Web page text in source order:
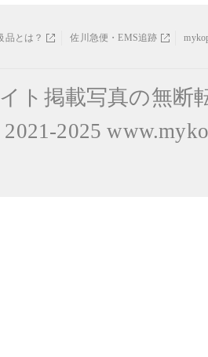
品とは？ 佐川急便・EMS追跡
ト掲載写真の無断
2025